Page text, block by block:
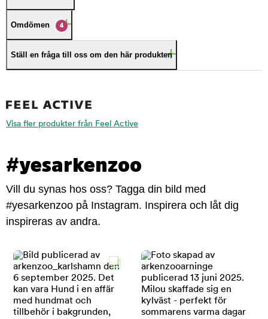
Omdömen 4
Ställ en fråga till oss om den här produkten
Visa fler produkter från Feel Active
#yesarkenzoo
Vill du synas hos oss? Tagga din bild med
#yesarkenzoo på Instagram. Inspirera och låt dig
inspireras av andra.